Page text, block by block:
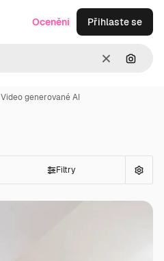
ZrušitHledat
Ocenění Přihlaste se
Video generované AI
Filtry